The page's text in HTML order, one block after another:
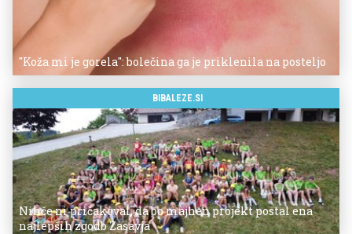
"Koža mi je gorela": bolečina ga je priklenila na posteljo
BIBALEZE.SI
Nihče ni pričakoval, da bo majhen projekt postal ena
najlepših zgodb Zasavja